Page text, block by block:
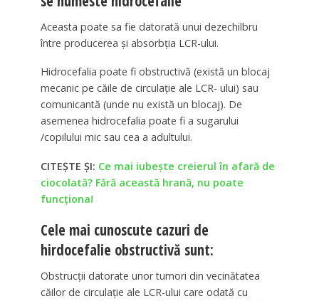
Aceasta poate sa fie datorată unui dezechilbru
între producerea și absorbția LCR-ului.
Hidrocefalia poate fi obstructivă (există un blocaj
mecanic pe căile de circulație ale LCR- ului) sau
comunicantă (unde nu există un blocaj). De
asemenea hidrocefalia poate fi a sugarului
/copilului mic sau cea a adultului.
CITEȘTE ȘI: Ce mai iubeşte creierul în afară de
ciocolată? Fără această hrană, nu poate
funcționa!
Cele mai cunoscute cazuri de
hirdocefalie obstructivă sunt:
Obstrucții datorate unor tumori din vecinătatea
căilor de circulație ale LCR-ului care odată cu